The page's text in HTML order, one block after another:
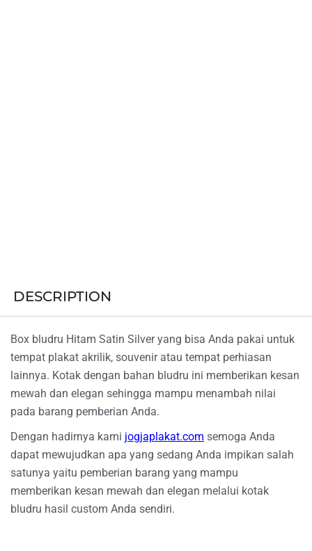
DESCRIPTION
Box bludru Hitam Satin Silver yang bisa Anda pakai untuk
tempat plakat akrilik, souvenir atau tempat perhiasan
lainnya. Kotak dengan bahan bludru ini memberikan kesan
mewah dan elegan sehingga mampu menambah nilai
pada barang pemberian Anda.
Dengan hadirnya kami jogjaplakat.com semoga Anda
dapat mewujudkan apa yang sedang Anda impikan salah
satunya yaitu pemberian barang yang mampu
memberikan kesan mewah dan elegan melalui kotak
bludru hasil custom Anda sendiri.